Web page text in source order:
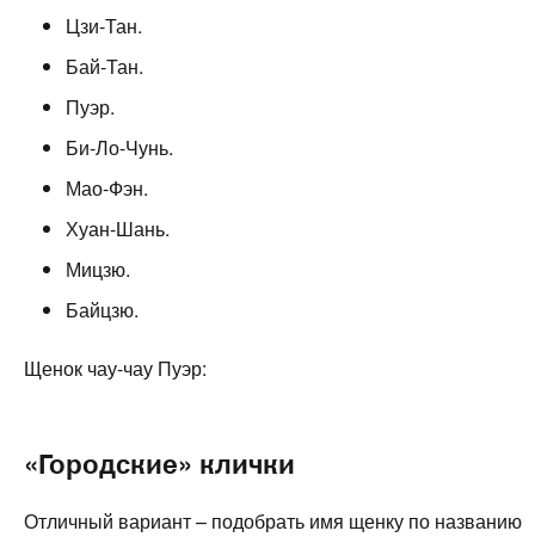
Цзи-Тан.
Бай-Тан.
Пуэр.
Би-Ло-Чунь.
Мао-Фэн.
Хуан-Шань.
Мицзю.
Байцзю.
Щенок чау-чау Пуэр:
«Городские» клички
Отличный вариант – подобрать имя щенку по названию